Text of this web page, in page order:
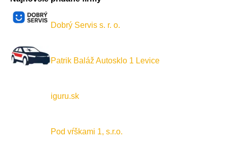
Dobrý Servis s. r. o.
Patrik Baláž Autosklo 1 Levice
iguru.sk
Pod vŕškami 1, s.r.o.